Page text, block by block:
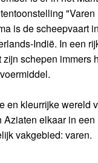
"Varen
is de scheepvaart
Indië. In een
schepen immers
en kleurrijke wereld
Aziaten elkaar in een
vakgebied: varen.